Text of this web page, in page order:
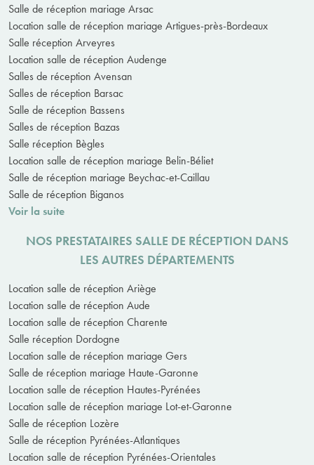
Salle de réception mariage Arsac
Location salle de réception mariage Artigues-près-Bordeaux
Salle réception Arveyres
Location salle de réception Audenge
Salles de réception Avensan
Salles de réception Barsac
Salle de réception Bassens
Salles de réception Bazas
Salle réception Bègles
Location salle de réception mariage Belin-Béliet
Salle de réception mariage Beychac-et-Caillau
Salle de réception Biganos
Voir la suite
NOS PRESTATAIRES SALLE DE RÉCEPTION DANS
LES AUTRES DÉPARTEMENTS
Location salle de réception Ariège
Location salle de réception Aude
Location salle de réception Charente
Salle réception Dordogne
Location salle de réception mariage Gers
Salle de réception mariage Haute-Garonne
Location salle de réception Hautes-Pyrénées
Location salle de réception mariage Lot-et-Garonne
Salle de réception Lozère
Salle de réception Pyrénées-Atlantiques
Location salle de réception Pyrénées-Orientales